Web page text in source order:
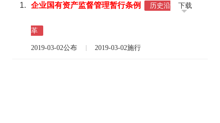
1. 企业国有资产监督管理暂行条例 历史沿
革
2019-03-02公布 2019-03-02施行
下载